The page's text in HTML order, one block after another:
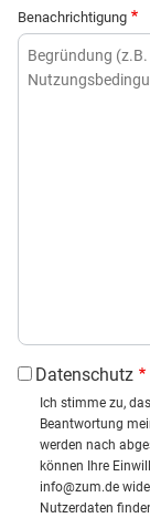
Benachrichtigung
Datenschutz
Ich stimme zu,
Beantwortung
werden nach
können Ihre
info@zum.de
Nutzerdaten